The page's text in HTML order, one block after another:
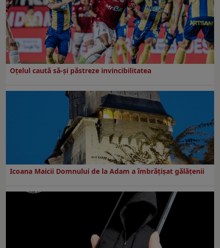
Oțelul caută să-și păstreze invincibilitatea
Icoana Maicii Domnului de la Adam a îmbrățișat gălățenii